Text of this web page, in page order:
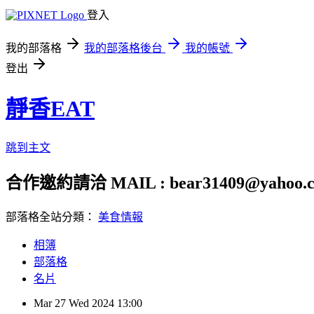
登入
我的部落格 我的部落格後台
我的帳號
登出
靜香EAT
跳到主文
合作邀約請洽 MAIL :
部落格全站分類： 美食情報
相簿
部落格
名片
Mar 27 Wed 2024 13:00